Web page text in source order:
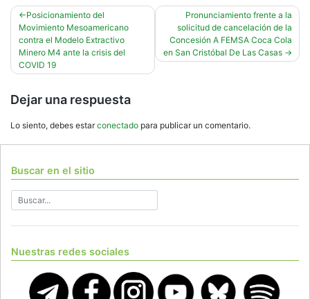
Navegación
de
entradas
Posicionamiento del
Movimiento Mesoamericano
contra el Modelo Extractivo
Minero M4 ante la crisis del
COVID 19
Pronunciamiento frente a la
solicitud de cancelación de la
Concesión A FEMSA Coca Cola
en San Cristóbal De Las Casas
Dejar una respuesta
Lo siento, debes estarconectado para publicar un comentario.
Buscar en el sitio
Nuestras redes sociales